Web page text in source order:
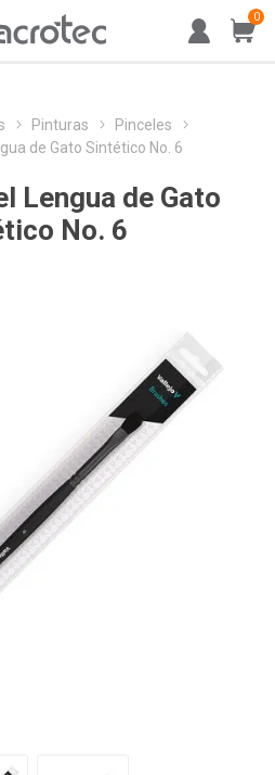
0
Pinturas
Pinceles
de Gato Sintético No. 6
Lengua de Gato
No. 6